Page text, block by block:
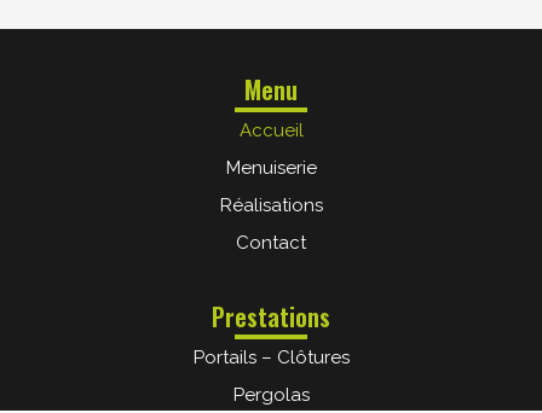
Menu
Accueil
Menuiserie
Réalisations
Contact
Prestations
Portails – Clôtures
Pergolas